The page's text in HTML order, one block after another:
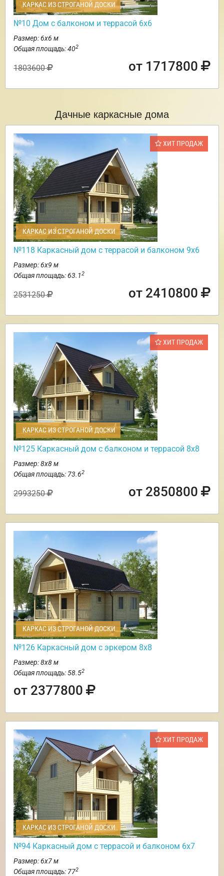
КАРКАС ИЗ СТРОГАНОЙ ДОСКИ
№10 Дом с балконом и террасой 6х6
Размер: 6х6 м
Общая площадь: 402
1803600 от 1717800
Дачные каркасные дома
ХИТ ПРОДАЖ
КАРКАС ИЗ СТРОГАНОЙ ДОСКИ
№118 Каркасный дом с террасой и балконом 9х6
Размер: 6х9 м
Общая площадь: 63.12
2531250 от 2410800
ХИТ ПРОДАЖ
КАРКАС ИЗ СТРОГАНОЙ ДОСКИ
№125 Каркасный дом с балконом и террасой 8х8
Размер: 8х8 м
Общая площадь: 73.62
2993250 от 2850800
КАРКАС ИЗ СТРОГАНОЙ ДОСКИ
№126 Каркасный дом с эркером 8х8
Размер: 8х8 м
Общая площадь: 58.52
от 2377800
ХИТ ПРОДАЖ
КАРКАС ИЗ СТРОГАНОЙ ДОСКИ
№94 Каркасный дом с террасой и балконом 6х7
Размер: 6х7 м
Общая площадь: 772